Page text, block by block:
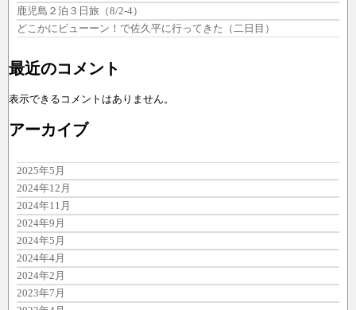
鹿児島２泊３日旅（8/2-4）
どこかにビューーン！で佐久平に行ってきた（二日目）
最近のコメント
表示できるコメントはありません。
アーカイブ
2025年5月
2024年12月
2024年11月
2024年9月
2024年5月
2024年4月
2024年2月
2023年7月